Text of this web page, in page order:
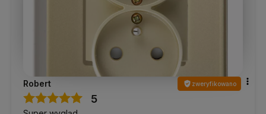
Robert zweryfikowano
5